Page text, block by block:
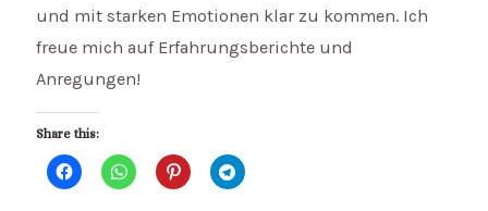
und mit starken Emotionen klar zu kommen. Ich
freue mich auf Erfahrungsberichte und
Anregungen!
Share this: